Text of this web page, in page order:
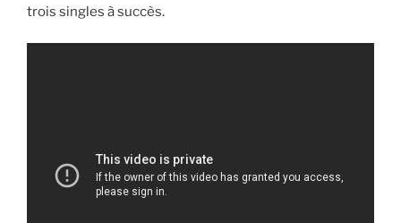
trois singles à succès.